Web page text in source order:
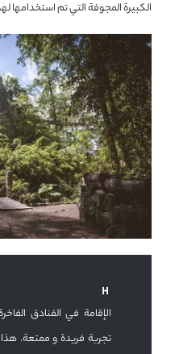
الكبيرة المجوفة التي تم استخدامها
الإقامة في الفنادق
تجربة فريدة و ممتعة.